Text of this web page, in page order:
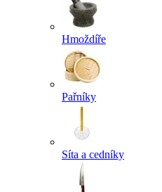
Hmoždíře
Pařníky
Síta a cedníky